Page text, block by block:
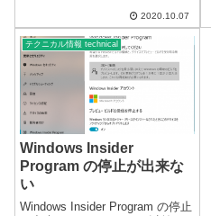
場合に、コマンド「netplwiz」ま
たは「control userpasswords2」
で表示される「ユー...
2020.10.07
テクニカル情報 technical
Windows Insider
Program の停止が出来な
い
Windows Insider Program の停止